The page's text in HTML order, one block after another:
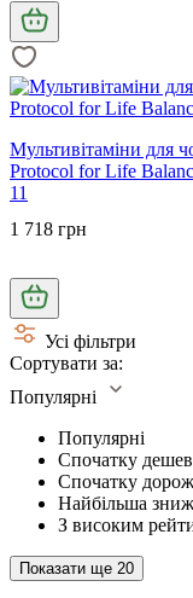
Мультивітаміни для
Protocol for Life
11
1 718 грн
Усі фільтри
Сортувати за:
Популярні
Популярні
Спочатку
Спочатку
Найбільша
З високим
Показати ще 20